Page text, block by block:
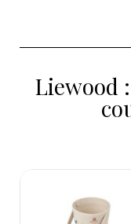
Liewood